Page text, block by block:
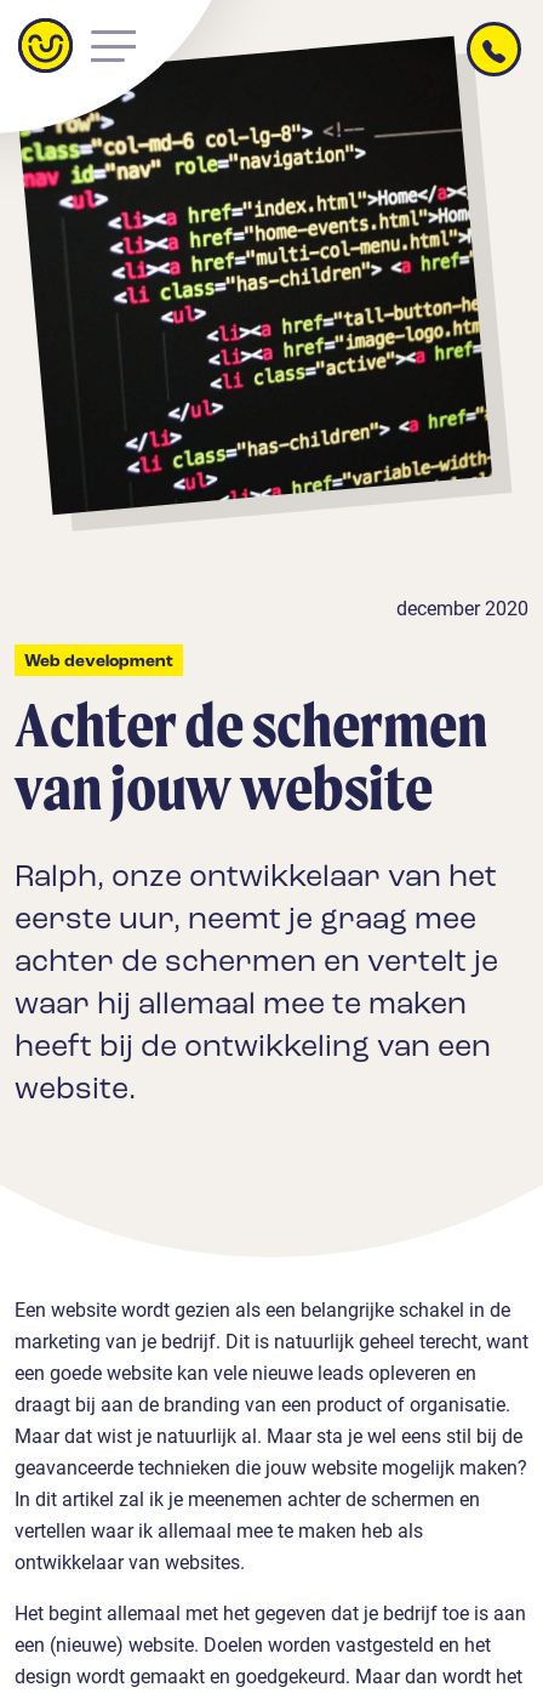
december 2020
Web development
Achter de schermen
van jouw website
Ralph, onze ontwikkelaar van het
eerste uur, neemt je graag mee
achter de schermen en vertelt je
waar hij allemaal mee te maken
heeft bij de ontwikkeling van een
website.
Een website wordt gezien als een belangrijke schakel in de
marketing van je bedrijf. Dit is natuurlijk geheel terecht, want
een goede website kan vele nieuwe leads opleveren en
draagt bij aan de branding van een product of organisatie.
Maar dat wist je natuurlijk al. Maar sta je wel eens stil bij de
geavanceerde technieken die jouw website mogelijk maken?
In dit artikel zal ik je meenemen achter de schermen en
vertellen waar ik allemaal mee te maken heb als
ontwikkelaar van websites.
Het begint allemaal met het gegeven dat je bedrijf toe is aan
een (nieuwe) website. Doelen worden vastgesteld en het
design wordt gemaakt en goedgekeurd. Maar dan wordt het